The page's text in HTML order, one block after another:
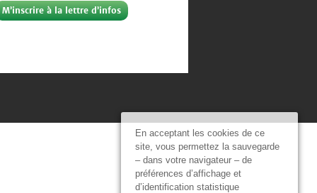
En acceptant les cookies de ce
site, vous permettez la sauvegarde
– dans votre navigateur – de
préférences d’affichage et
d’identification statistique